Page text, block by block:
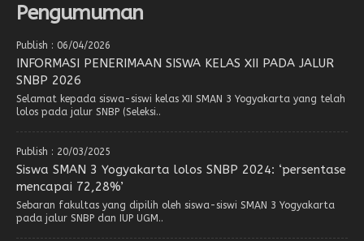
Pengumuman
Publish : 06/04/2026
INFORMASI PENERIMAAN SISWA KELAS XII PADA JALUR
SNBP 2026
Selamat kepada siswa-siswi kelas XII SMAN 3 Yogyakarta yang telah
lolos pada jalur SNBP (Seleksi..
Publish : 20/03/2025
Siswa SMAN 3 Yogyakarta lolos SNBP 2024: ‘persentase
mencapai 72,28%’
Sebaran fakultas yang dipilih oleh siswa-siswi SMAN 3 Yogyakarta
pada jalur SNBP dan IUP UGM..